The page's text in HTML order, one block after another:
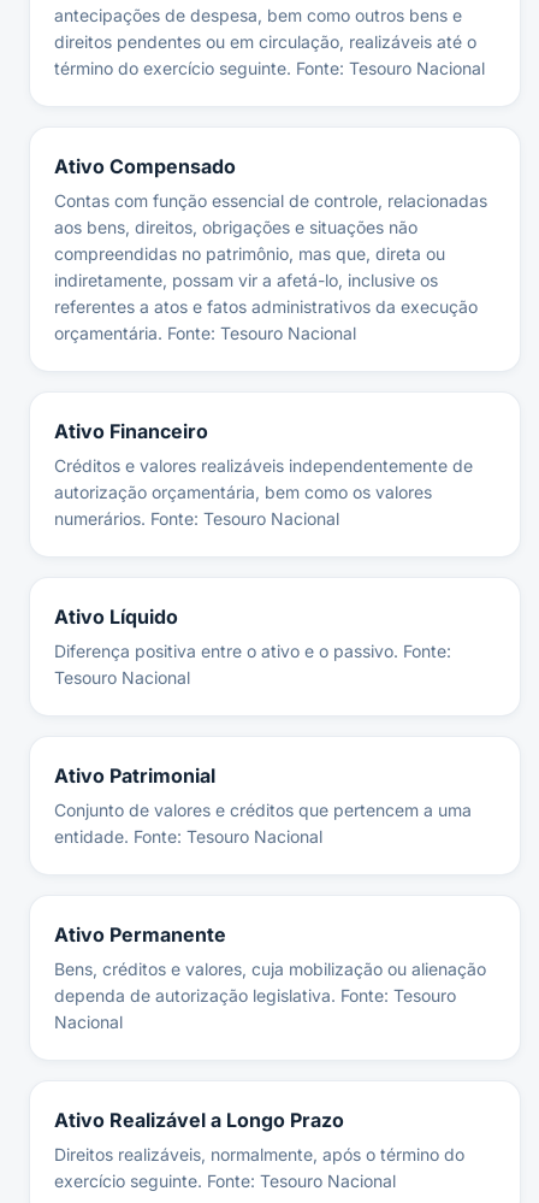
antecipações de despesa, bem como outros bens e
direitos pendentes ou em circulação, realizáveis até o
término do exercício seguinte. Fonte: Tesouro Nacional
Ativo Compensado
Contas com função essencial de controle, relacionadas
aos bens, direitos, obrigações e situações não
compreendidas no patrimônio, mas que, direta ou
indiretamente, possam vir a afetá-lo, inclusive os
referentes a atos e fatos administrativos da execução
orçamentária. Fonte: Tesouro Nacional
Ativo Financeiro
Créditos e valores realizáveis independentemente de
autorização orçamentária, bem como os valores
numerários. Fonte: Tesouro Nacional
Ativo Líquido
Diferença positiva entre o ativo e o passivo. Fonte:
Tesouro Nacional
Ativo Patrimonial
Conjunto de valores e créditos que pertencem a uma
entidade. Fonte: Tesouro Nacional
Ativo Permanente
Bens, créditos e valores, cuja mobilização ou alienação
dependa de autorização legislativa. Fonte: Tesouro
Nacional
Ativo Realizável a Longo Prazo
Direitos realizáveis, normalmente, após o término do
exercício seguinte. Fonte: Tesouro Nacional